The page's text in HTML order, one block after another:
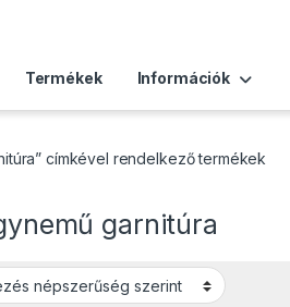
Termékek Információk
címkével rendelkező termékek
garnitúra